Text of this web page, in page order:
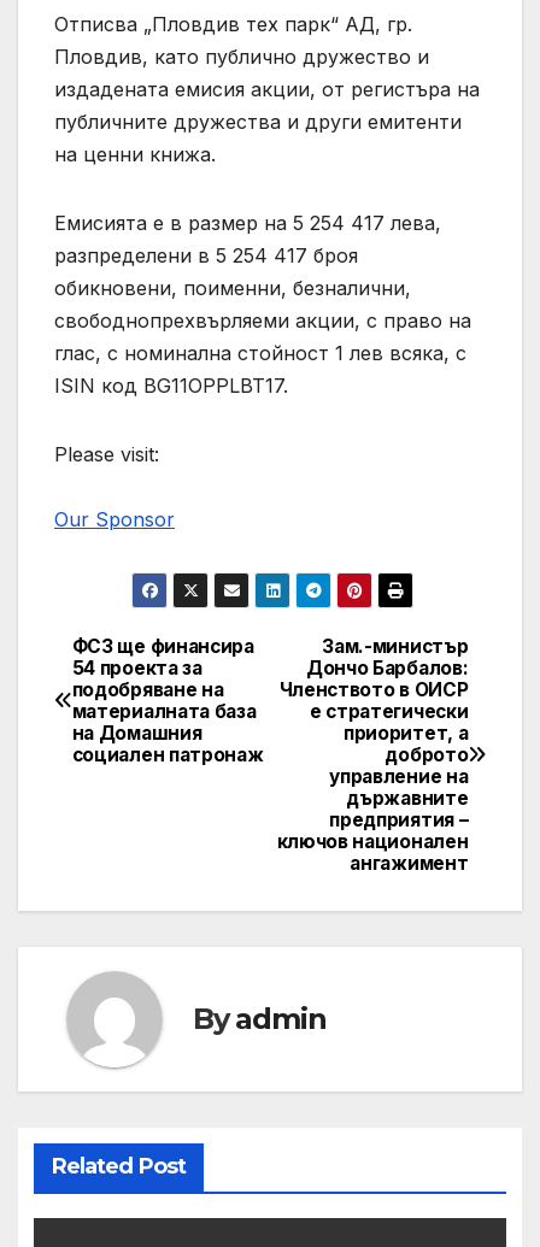
Отписва „Пловдив тех парк“ АД, гр.
Пловдив, като публично дружество и
издадената емисия акции, от регистъра на
публичните дружества и други емитенти
на ценни книжа.
Емисията е в размер на 5 254 417 лева,
разпределени в 5 254 417 броя
обикновени, поименни, безналични,
свободнопрехвърляеми акции, с право на
глас, с номинална стойност 1 лев всяка, с
ISIN код BG11OPPLBT17.
Please visit:
Our Sponsor
Post
navigation
Зам.-министър
Дончо Барбалов:
Членството в ОИСР
е стратегически
приоритет, а
доброто
управление на
държавните
предприятия –
ключов национален
ангажимент
ФСЗ ще финансира
54 проекта за
подобряване на
материалната база
на Домашния
социален патронаж
Byadmin
Related Post